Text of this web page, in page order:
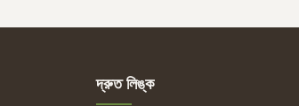
দ্রুত লিঙ্ক